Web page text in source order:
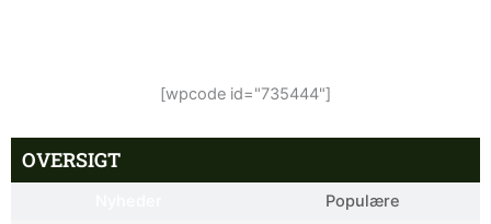
[wpcode id="735444"]
OVERSIGT
Populære